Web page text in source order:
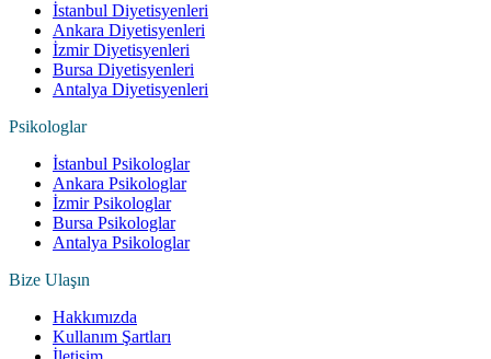
İstanbul Diyetisyenleri
Ankara Diyetisyenleri
İzmir Diyetisyenleri
Bursa Diyetisyenleri
Antalya Diyetisyenleri
Psikologlar
İstanbul Psikologlar
Ankara Psikologlar
İzmir Psikologlar
Bursa Psikologlar
Antalya Psikologlar
Bize Ulaşın
Hakkımızda
Kullanım Şartları